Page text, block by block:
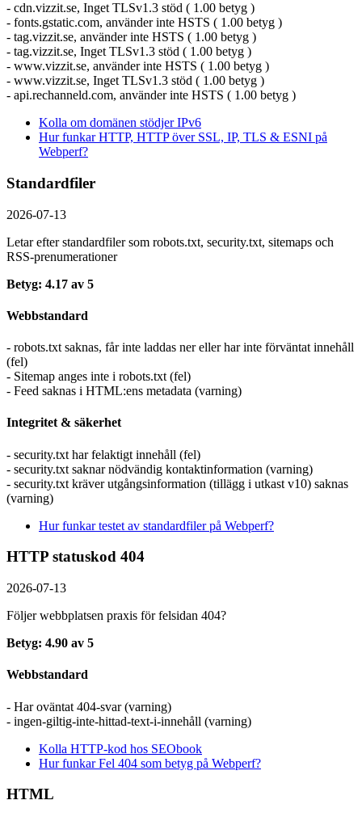
- cdn.vizzit.se, Inget TLSv1.3 stöd ( 1.00 betyg )
- fonts.gstatic.com, använder inte HSTS ( 1.00 betyg )
- tag.vizzit.se, använder inte HSTS ( 1.00 betyg )
- tag.vizzit.se, Inget TLSv1.3 stöd ( 1.00 betyg )
- www.vizzit.se, använder inte HSTS ( 1.00 betyg )
- www.vizzit.se, Inget TLSv1.3 stöd ( 1.00 betyg )
- api.rechanneld.com, använder inte HSTS ( 1.00 betyg )
Kolla om domänen stödjer IPv6
Hur funkar HTTP, HTTP över SSL, IP, TLS & ESNI på
Webperf?
Standardfiler
2026-07-13
Letar efter standardfiler som robots.txt, security.txt, sitemaps och
RSS-prenumerationer
Betyg: 4.17 av 5
Webbstandard
- robots.txt saknas, får inte laddas ner eller har inte förväntat innehåll
(fel)
- Sitemap anges inte i robots.txt (fel)
- Feed saknas i HTML:ens metadata (varning)
Integritet & säkerhet
- security.txt har felaktigt innehåll (fel)
- security.txt saknar nödvändig kontaktinformation (varning)
- security.txt kräver utgångsinformation (tillägg i utkast v10) saknas
(varning)
Hur funkar testet av standardfiler på Webperf?
HTTP statuskod 404
2026-07-13
Följer webbplatsen praxis för felsidan 404?
Betyg: 4.90 av 5
Webbstandard
- Har oväntat 404-svar (varning)
- ingen-giltig-inte-hittad-text-i-innehåll (varning)
Kolla HTTP-kod hos SEObook
Hur funkar Fel 404 som betyg på Webperf?
HTML